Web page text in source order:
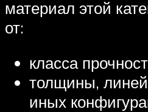
материал этой
от:
класса
толщины,
иных